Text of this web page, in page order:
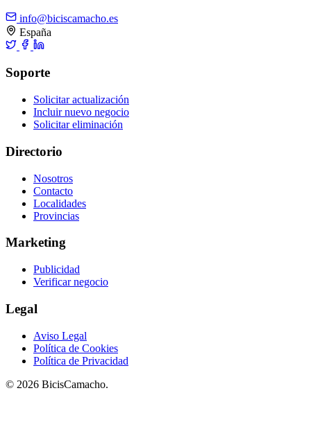
info@biciscamacho.es
España
Soporte
Solicitar actualización
Incluir nuevo negocio
Solicitar eliminación
Directorio
Nosotros
Contacto
Localidades
Provincias
Marketing
Publicidad
Verificar negocio
Legal
Aviso Legal
Política de Cookies
Política de Privacidad
© 2026 BicisCamacho.